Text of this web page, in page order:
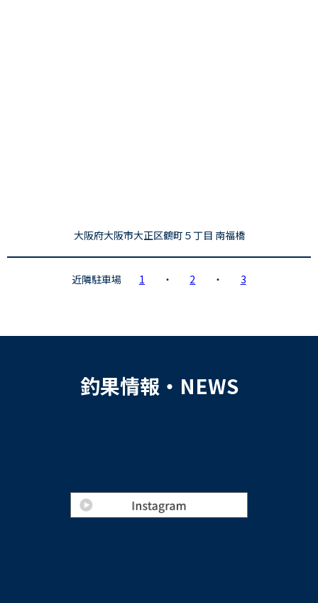
大阪府大阪市大正区鶴町５丁目 南福橋
近隣駐車場 1 ・ 2 ・ 3
釣果情報・NEWS